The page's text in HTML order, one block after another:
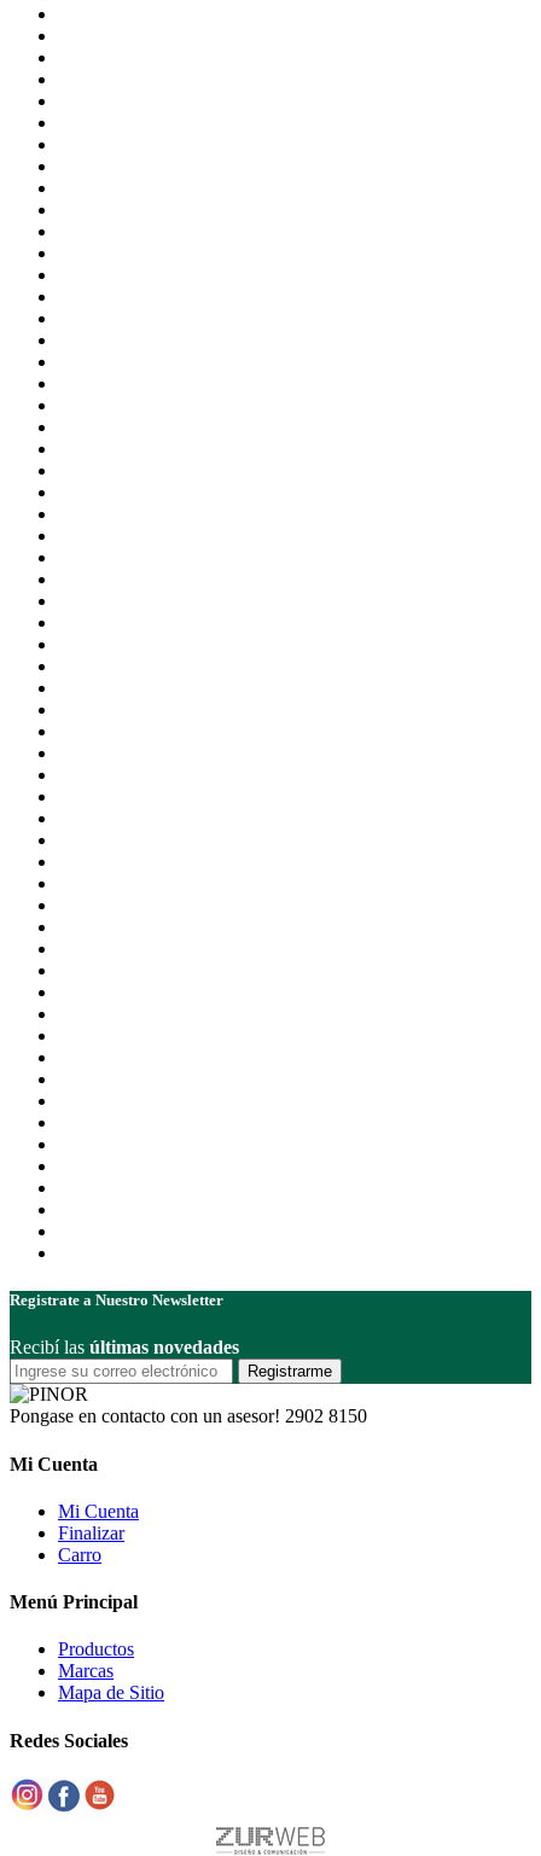
Registrate a Nuestro Newsletter
Recibí las últimas novedades
Registrarme
Pongase en contacto con un asesor! 2902 8150
Mi Cuenta
Mi Cuenta
Finalizar
Carro
Menú Principal
Productos
Marcas
Mapa de Sitio
Redes Sociales